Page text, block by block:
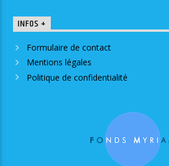
INFOS +
Formulaire de contact
Mentions légales
Politique de confidentialité